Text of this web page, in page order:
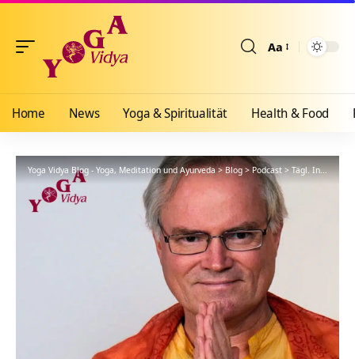
Aa
Home News Yoga & Spiritualität Health & Food
Yoga Vidya Blog - Yoga, Meditation und Ayurveda>Blog>Podcast>Tägl. Inspiration